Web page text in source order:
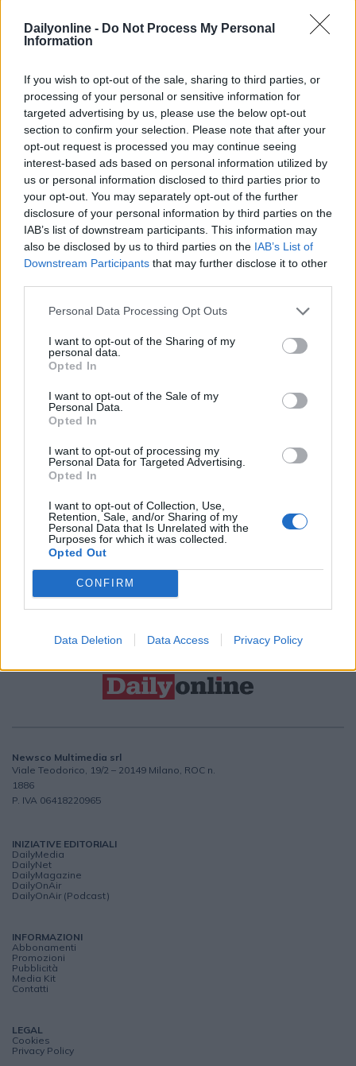
Dailyonline - Do Not Process My Personal
Information
If you wish to opt-out of the sale, sharing to third parties, or
processing of your personal or sensitive information for
targeted advertising by us, please use the below opt-out
section to confirm your selection. Please note that after your
opt-out request is processed you may continue seeing
interest-based ads based on personal information utilized by
us or personal information disclosed to third parties prior to
your opt-out. You may separately opt-out of the further
disclosure of your personal information by third parties on the
IAB’s list of downstream participants. This information may
also be disclosed by us to third parties on the IAB’s List of
Downstream Participants that may further disclose it to other
Personal Data Processing Opt Outs
I want to opt-out of the Sharing of my
personal data.
Opted In
I want to opt-out of the Sale of my
Personal Data.
Opted In
I want to opt-out of processing my
Personal Data for Targeted Advertising.
Opted In
I want to opt-out of Collection, Use,
Retention, Sale, and/or Sharing of my
Personal Data that Is Unrelated with the
Purposes for which it was collected.
Opted Out
CONFIRM
Data Deletion Data Access Privacy Policy
Altri podcast che potrebbero piacerti
PUNTATA
Redazione 01/04/2022
Le evoluzioni dell'adv
video online
PUNTATA
Redazione 30/03/2022
Incontro con MOCA
interactive
Resta connesso
Sei interessato alle nostre iniziative editoriali? Contattaci,
potrai anche richiedere l’invio per 1 mese in promozione
gratuita delle nostre pubblicazioni. I dati che ci fornirai non
verranno commercializzati in alcun modo, ma conservati nel
database ad uso esclusivo interno all'azienda.
CONTATTACI
Newsco Multimedia srl
Viale Teodorico, 19/2 – 20149 Milano, ROC n.
1886
P. IVA 06418220965
INIZIATIVE EDITORIALI
DailyMedia
DailyNet
DailyMagazine
DailyOnAir
DailyOnAir (Podcast)
INFORMAZIONI
Abbonamenti
Promozioni
Pubblicità
Media Kit
Contatti
LEGAL
Cookies
Privacy Policy